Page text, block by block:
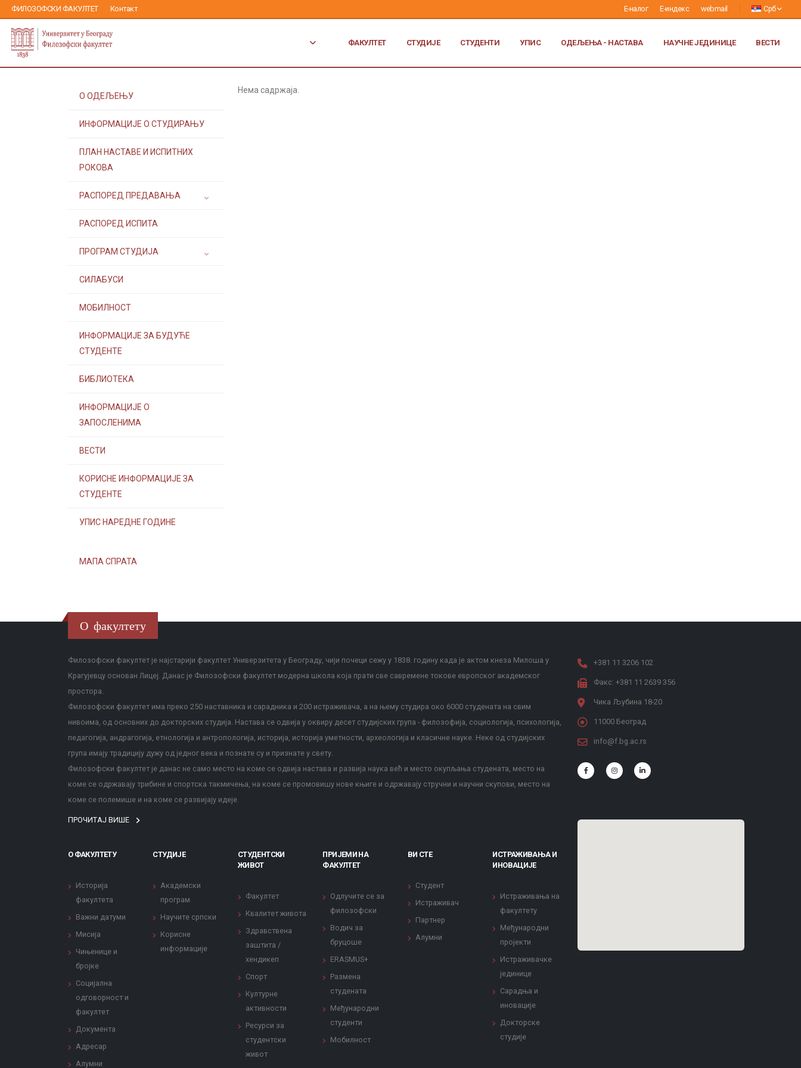
ФИЛОЗОФСКИ ФАКУЛТЕТ Контакт Е-налог Е-индекс webmail Срб
ФАКУЛТЕТ СТУДИЈЕ СТУДЕНТИ УПИС ОДЕЉЕЊА - НАСТАВА НАУЧНЕ ЈЕДИНИЦЕ ВЕСТИ
О ОДЕЉЕЊУ
ИНФОРМАЦИЈЕ О СТУДИРАЊУ
ПЛАН НАСТАВЕ И ИСПИТНИХ
РОКОВА
РАСПОРЕД ПРЕДАВАЊА
РАСПОРЕД ИСПИТА
ПРОГРАМ СТУДИЈА
СИЛАБУСИ
МОБИЛНОСТ
ИНФОРМАЦИЈЕ ЗА БУДУЋЕ
СТУДЕНТЕ
БИБЛИОТЕКА
ИНФОРМАЦИЈЕ О
ЗАПОСЛЕНИМА
ВЕСТИ
КОРИСНЕ ИНФОРМАЦИЈЕ ЗА
СТУДЕНТЕ
УПИС НАРЕДНЕ ГОДИНЕ
МАПА СПРАТА
Нема садржаја.
О факултету
Филозофски факултет је најстарији факултет Универзитета у Београду, чији почеци сежу у 1838. годину када је актом кнеза Милоша у
Крагујевцу основан Лицеј. Данас је Филозофски факултет модерна школа која прати све савремене токове европског академског
простора.
Филозофски факултет има преко 250 наставника и сарадника и 200 истраживача, а на њему студира око 6000 студената на свим
нивоима, од основних до докторских студија. Настава се одвија у оквиру десет студијских група - филозофија, социологија, психологија,
педагогија, андрагогија, етнологија и антропологија, историја, историја уметности, археологија и класичне науке. Неке од студијских
група имају традицију дужу од једног века и познате су и признате у свету.
Филозофски факултет је данас не само место на коме се одвија настава и развија наука већ и место окупљања студената, место на
коме се одржавају трибине и спортска такмичења, на коме се промовишу нове књиге и одржавају стручни и научни скупови, место на
коме се полемише и на коме се развијају идеје.
ПРОЧИТАЈ ВИШЕ
О ФАКУЛТЕТУ
Историја
факултета
Важни датуми
Мисија
Чињенице и
бројке
Социјална
одговорност и
факултет
Документа
Адресар
Алумни
СТУДИЈЕ
Академски
програм
Научите српски
Корисне
информације
СТУДЕНТСКИ
ЖИВОТ
Факултет
Квалитет живота
Здравствена
заштита /
хендикеп
Спорт
Културне
активности
Ресурси за
студентски
живот
ПРИЈЕМИ НА
ФАКУЛТЕТ
Одлучите се за
филозофски
Водич за
бруцоше
ERASMUS+
Размена
студената
Међународни
студенти
Мобилност
ВИ СТЕ
Студент
Истраживач
Партнер
Алумни
ИСТРАЖИВАЊА И
ИНОВАЦИЈЕ
Истраживања на
факултету
Међународни
пројекти
Истраживачке
јединице
Сарадња и
иновације
Докторске
студије
+381 11 3206 102
Факс: +381 11 2639 356
Чика Љубина 18-20
11000 Београд
info@f.bg.ac.rs